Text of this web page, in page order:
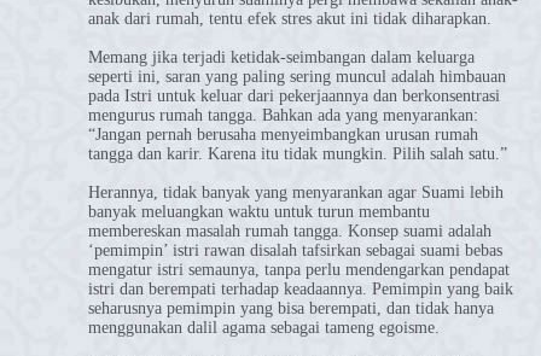
anak dari rumah, tentu efek stres akut ini tidak diharapkan.
Memang jika terjadi ketidak-seimbangan dalam keluarga
seperti ini, saran yang paling sering muncul adalah himbauan
pada Istri untuk keluar dari pekerjaannya dan berkonsentrasi
mengurus rumah tangga. Bahkan ada yang menyarankan:
“Jangan pernah berusaha menyeimbangkan urusan rumah
tangga dan karir. Karena itu tidak mungkin. Pilih salah satu.”
Herannya, tidak banyak yang menyarankan agar Suami lebih
banyak meluangkan waktu untuk turun membantu
membereskan masalah rumah tangga. Konsep suami adalah
‘pemimpin’ istri rawan disalah tafsirkan sebagai suami bebas
mengatur istri semaunya, tanpa perlu mendengarkan pendapat
istri dan berempati terhadap keadaannya. Pemimpin yang baik
seharusnya pemimpin yang bisa berempati, dan tidak hanya
menggunakan dalil agama sebagai tameng egoisme.